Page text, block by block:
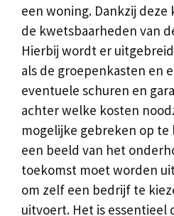
een woning. Dankzij
de kwetsbaarheden van
Hierbij wordt er
als de groepenkasten en
eventuele schuren en
achter welke kosten
mogelijke gebreken op te
een beeld van het
toekomst moet worden
om zelf een bedrijf te
uitvoert. Het is essentieel